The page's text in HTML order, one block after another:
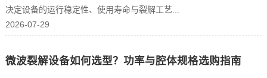
决定设备的运行稳定性、使用寿命与裂解工艺...
2026-07-29
微波裂解设备如何选型？功率与腔体规格选购指南